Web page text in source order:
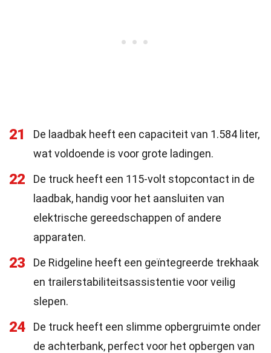
21
De laadbak heeft een capaciteit van 1.584 liter,
wat voldoende is voor grote ladingen.
22
De truck heeft een 115-volt stopcontact in de
laadbak, handig voor het aansluiten van
elektrische gereedschappen of andere
apparaten.
23
De Ridgeline heeft een geïntegreerde trekhaak
en trailerstabiliteitsassistentie voor veilig
slepen.
24
De truck heeft een slimme opbergruimte onder
de achterbank, perfect voor het opbergen van